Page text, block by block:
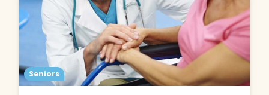
Seniors